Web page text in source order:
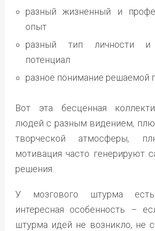
разный жизненный и
опыт
разный тип личности и
потенциал
разное понимание решаемой
Вот эта бесценная
людей с разным видением,
творческой атмосферы,
мотивация часто генерируют
решения.
У мозгового штурма
интересная особенность –
штурма идей не возникло, не